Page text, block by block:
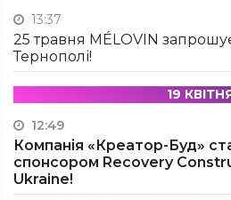
13:37
25 травня MÉLOVIN
Тернополі!
19
12:49
Компанія «Креатор-Буд»
спонсором Recovery
Ukraine!